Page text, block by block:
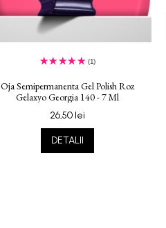
(1)
Oja Semipermanenta Gel Polish Roz
Gelaxyo Georgia 140 - 7 Ml
26,50 lei
DETALII